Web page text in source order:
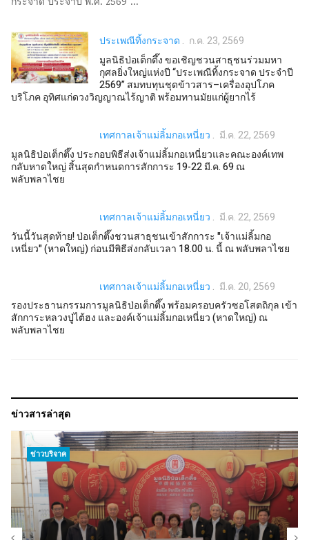
ประเพณีทิ้งกระจาด
ก.ค. 23, 2569
มูลนิธิป่อเต็กตึ๊ง ขอเชิญชวนสาธุชนร่วมมหา
กุศลยิ่งใหญ่แห่งปี “ประเพณีทิ้งกระจาด ประจำปี
2569” สมทบทุนชุดข้าวสาร–เครื่องอุปโภค
บริโภค อุทิศแก่ดวงวิญญาณไร้ญาติ พร้อมทานมัยแก่ผู้ยากไร้
เทศกาลเจ้าแม่ลิ้มกอเหนี่ยว
มี.ค. 22, 2569
มูลนิธิป่อเต็กตึ๊ง ประกอบพิธีส่งเจ้าแม่ลิ้มกอเหนี่ยวและคณะองค์เทพ
กลับหาดใหญ่ สิ้นสุดกำหนดการสักการะ 19-22 มี.ค. 69 ณ
พลับพลาไชย
เทศกาลเจ้าแม่ลิ้มกอเหนี่ยว
มี.ค. 22, 2569
วันนี้วันสุดท้าย! ป่อเต็กตึ๊งชวนสาธุชนเข้าสักการะ "เจ้าแม่ลิ้มกอ
เหนี่ยว" (หาดใหญ่) ก่อนมีพิธีส่งกลับเวลา 18.00 น. นี้ ณ พลับพลาไชย
เทศกาลเจ้าแม่ลิ้มกอเหนี่ยว
มี.ค. 20, 2569
รองประธานกรรมการมูลนิธิป่อเต็กตึ๊ง พร้อมครอบครัวซอโสตถิกุล เข้า
สักการะหลวงปู่ไต้ฮง และองค์เจ้าแม่ลิ้มกอเหนี่ยว (หาดใหญ่) ณ
พลับพลาไชย
ข่าวสารล่าสุด
ข่าวบริจาค